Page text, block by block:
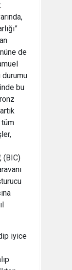
de
durumu
bu
tüm
, (BIC)
iyice